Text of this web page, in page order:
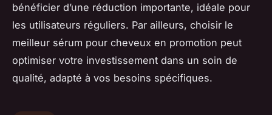
bénéficier d’une réduction importante, idéale pour
les utilisateurs réguliers. Par ailleurs, choisir le
meilleur sérum pour cheveux en promotion peut
optimiser votre investissement dans un soin de
qualité, adapté à vos besoins spécifiques.